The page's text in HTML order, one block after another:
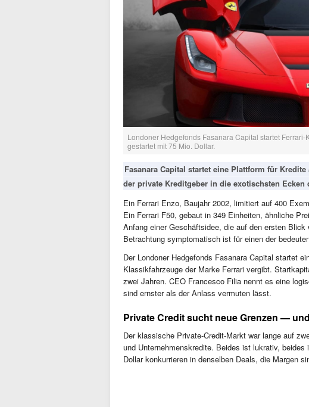
Londoner Hedgefonds Fasanara Capital startet
gestartet mit 75 Mio. Dollar.
Fasanara Capital startet eine Plattform für
der private Kreditgeber in die exotischsten Ecken
Ein Ferrari Enzo, Baujahr 2002, limitiert auf 400
Ein Ferrari F50, gebaut in 349 Einheiten, ähnliche
Anfang einer Geschäftsidee, die auf den ersten
Betrachtung symptomatisch ist für einen der
Der Londoner Hedgefonds Fasanara Capital startet
Klassikfahrzeuge der Marke Ferrari vergibt.
zwei Jahren. CEO Francesco Filia nennt es eine
sind ernster als der Anlass vermuten lässt.
Private Credit sucht neue Grenzen —
Der klassische Private-Credit-Markt war lange auf
und Unternehmenskredite. Beides ist lukrativ,
Dollar konkurrieren in denselben Deals, die Margen